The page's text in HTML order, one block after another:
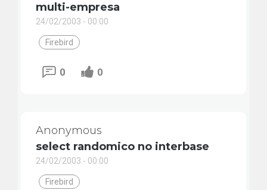
multi-empresa
24/02/2003 - 00:00
Firebird
0 0
Anonymous
select randomico no interbase
24/02/2003 - 00:00
Firebird